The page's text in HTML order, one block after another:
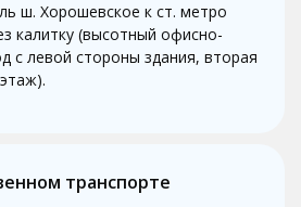
ш. Хорошевское к ст. метро
калитку (высотный офисно-
с левой стороны здания, вторая
транспорте